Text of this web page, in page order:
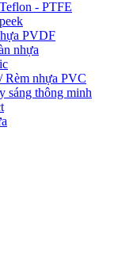
- PTFE
PVDF
nhựa
Rèm nhựa PVC
sáng thông minh